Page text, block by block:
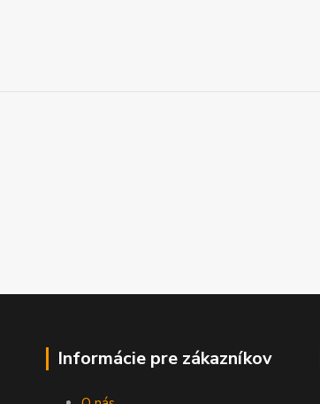
Informácie pre zákazníkov